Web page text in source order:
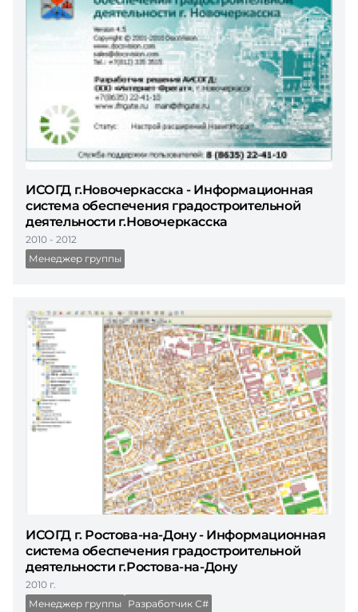
ИСОГД г.Новочеркасска - Информационная
система обеспечения градостроительной
деятельности г.Новочеркасска
2010 - 2012
Менеджер группы
ИСОГД г. Ростова-на-Дону - Информационная
система обеспечения градостроительной
деятельности г.Ростова-на-Дону
2010 г.
Менеджер группы Разработчик С#